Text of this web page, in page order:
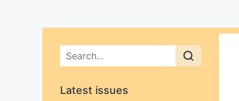
Main menu
Latest issues